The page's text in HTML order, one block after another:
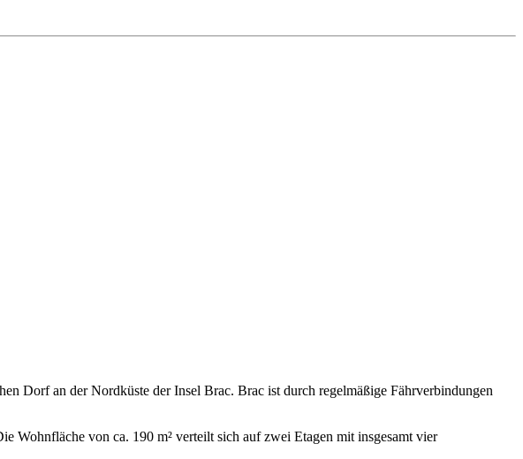
Dorf an der Nordküste der Insel Brac. Brac ist durch regelmäßige Fährverbindungen
Wohnfläche von ca. 190 m² verteilt sich auf zwei Etagen mit insgesamt vier